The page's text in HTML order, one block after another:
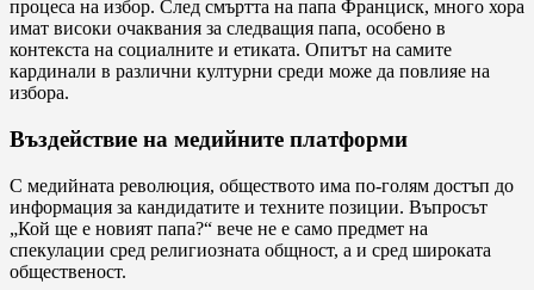
процеса на избор. След смъртта на папа Франциск, много хора
имат високи очаквания за следващия папа, особено в
контекста на социалните и етиката. Опитът на самите
кардинали в различни културни среди може да повлияе на
избора.
Въздействие на медийните платформи
С медийната революция, обществото има по-голям достъп до
информация за кандидатите и техните позиции. Въпросът
„Кой ще е новият папа?“ вече не е само предмет на
спекулации сред религиозната общност, а и сред широката
общественост.